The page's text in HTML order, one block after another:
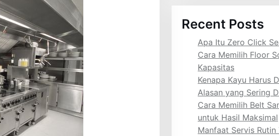
Recent Posts
Apa Itu Zero Click
Cara Memilih Floor
Kapasitas
Kenapa Kayu Harus
Alasan yang Sering
Cara Memilih Belt
untuk Hasil Maksimal
Manfaat Servis Rutin